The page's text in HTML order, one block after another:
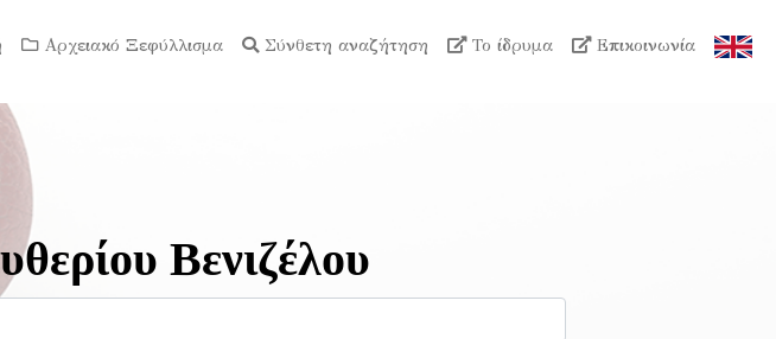
Αρχειακό Ξεφύλλισμα Σύνθετη αναζήτηση Το ίδρυμα Επικοινωνία
Βενιζέλου